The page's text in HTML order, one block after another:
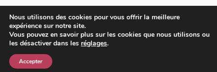
Tous droits réservés © 2022 |Mentions légales et CGV
Nous utilisons des cookies pour vous offrir la meilleure
expérience sur notre site.
Vous pouvez en savoir plus sur les cookies que nous utilisons ou
les désactiver dans les réglages.
Accepter
English(Anglais)